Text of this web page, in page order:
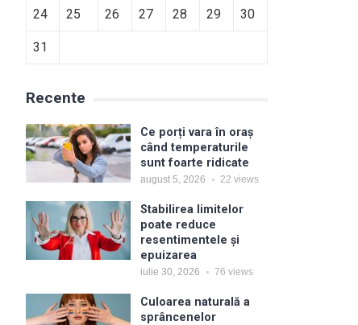
24 25 26 27 28 29 30
31
Recente
Ce porți vara în oraș
când temperaturile
sunt foarte ridicate
august 5, 2026 22 views
Stabilirea limitelor
poate reduce
resentimentele și
epuizarea
iulie 30, 2026 76 views
Culoarea naturală a
sprâncenelor